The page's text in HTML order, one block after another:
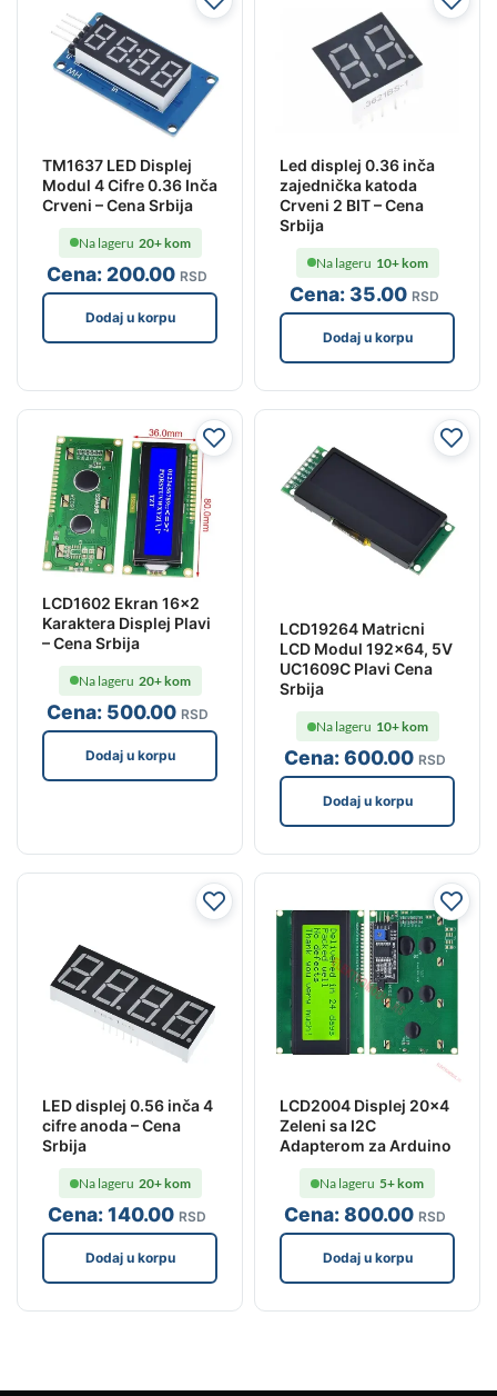
TM1637 LED Displej
Modul 4 Cifre 0.36 Inča
Crveni – Cena Srbija
Cena: 200.00 RSD
Na lageru 20+ kom
Dodaj u korpu
Led displej 0.36 inča
zajednička katoda
Crveni 2 BIT – Cena
Srbija
Cena:35.00 RSD
Na lageru 10+ kom
Dodaj u korpu
LCD1602 Ekran 16×2
Karaktera Displej Plavi
– Cena Srbija
Cena: 500.00 RSD
Na lageru 20+ kom
Dodaj u korpu
LCD19264 Matricni
LCD Modul 192×64, 5V
UC1609C Plavi Cena
Srbija
Cena:600.00 RSD
Na lageru 10+ kom
Dodaj u korpu
LED displej 0.56 inča 4
cifre anoda – Cena
Srbija
Cena:140.00 RSD
Na lageru 20+ kom
Dodaj u korpu
LCD2004 Displej 20×4
Zeleni sa I2C
Adapterom za Arduino
Cena:800.00 RSD
Na lageru 5+ kom
Dodaj u korpu